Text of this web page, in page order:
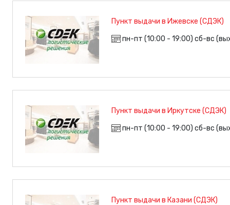
Пункт выдачи в Ижевске (СДЭК)
пн-пт (10:00 - 19:00) сб-вс
Пункт выдачи в Иркутске (СДЭК)
пн-пт (10:00 - 19:00) сб-вс
Пункт выдачи в Казани (СДЭК)